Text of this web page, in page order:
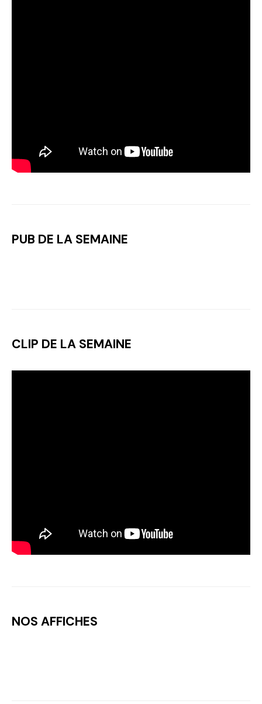
PUB DE LA SEMAINE
CLIP DE LA SEMAINE
NOS AFFICHES